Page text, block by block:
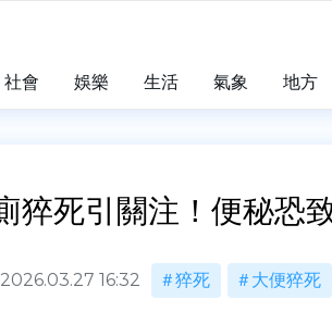
社會 娛樂 生活 氣象 地方
猝死引關注！便秘恐
2026.03.27 16:32 猝死 大便猝死